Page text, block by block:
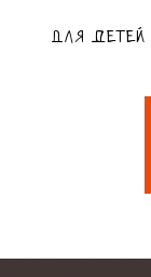
Для детей